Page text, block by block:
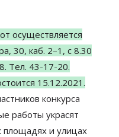
осуществляется
30, каб. 2–1, с 8.30
Тел. 43-17-20.
15.12.2021 .
конкурса
работы украсят
площадях и улицах